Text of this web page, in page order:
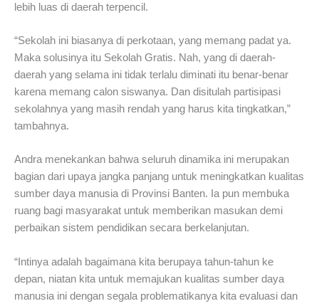
lebih luas di daerah terpencil.
“Sekolah ini biasanya di perkotaan, yang memang padat ya.
Maka solusinya itu Sekolah Gratis. Nah, yang di daerah-
daerah yang selama ini tidak terlalu diminati itu benar-benar
karena memang calon siswanya. Dan disitulah partisipasi
sekolahnya yang masih rendah yang harus kita tingkatkan,”
tambahnya.
Andra menekankan bahwa seluruh dinamika ini merupakan
bagian dari upaya jangka panjang untuk meningkatkan kualitas
sumber daya manusia di Provinsi Banten. Ia pun membuka
ruang bagi masyarakat untuk memberikan masukan demi
perbaikan sistem pendidikan secara berkelanjutan.
“Intinya adalah bagaimana kita berupaya tahun-tahun ke
depan, niatan kita untuk memajukan kualitas sumber daya
manusia ini dengan segala problematikanya kita evaluasi dan